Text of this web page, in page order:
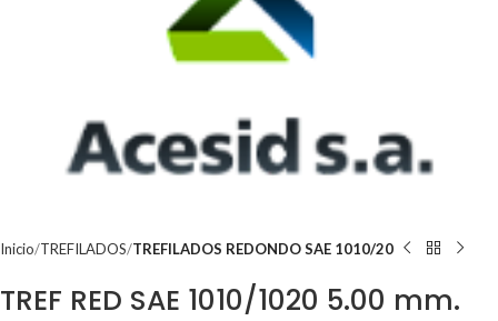
Inicio TREFILADOS TREFILADOS REDONDO SAE 1010/20
TREF RED SAE 1010/1020 5.00 mm.